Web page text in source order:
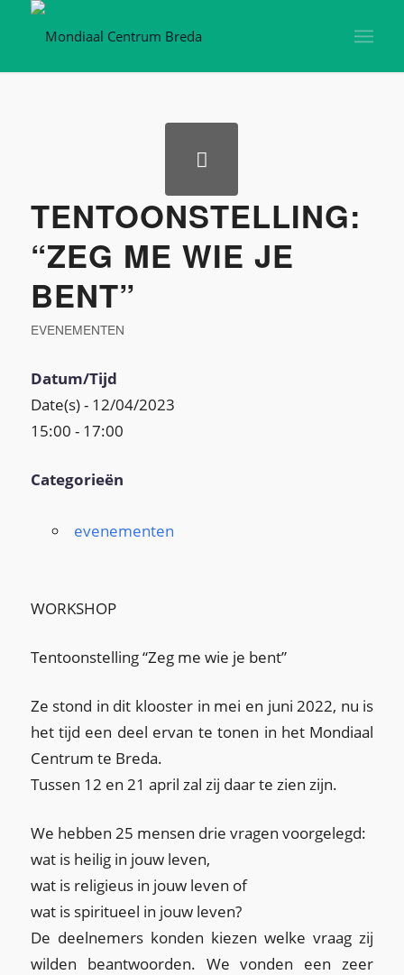
TENTOONSTELLING:
“ZEG ME WIE JE
BENT”
EVENEMENTEN
Datum/Tijd
Date(s) - 12/04/2023
15:00 - 17:00
Categorieën
evenementen
WORKSHOP
Tentoonstelling “Zeg me wie je bent”
Ze stond in dit klooster in mei en juni 2022, nu is
het tijd een deel ervan te tonen in het Mondiaal
Centrum te Breda.
Tussen 12 en 21 april zal zij daar te zien zijn.
We hebben 25 mensen drie vragen voorgelegd:
wat is heilig in jouw leven,
wat is religieus in jouw leven of
wat is spiritueel in jouw leven?
De deelnemers konden kiezen welke vraag zij
wilden beantwoorden. We vonden een zeer